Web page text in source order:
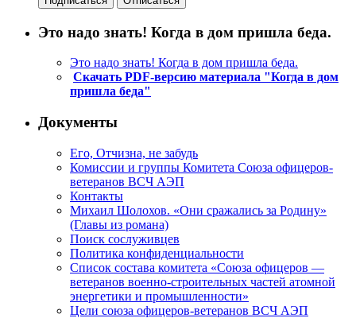
Это надо знать! Когда в дом пришла беда.
Это надо знать! Когда в дом пришла беда.
Скачать PDF-версию материала "Когда в дом
пришла беда"
Документы
Его, Отчизна, не забудь
Комиссии и группы Комитета Союза офицеров-
ветеранов ВСЧ АЭП
Контакты
Михаил Шолохов. «Они сражались за Родину»
(Главы из романа)
Поиск сослуживцев
Политика конфиденциальности
Список состава комитета «Союза офицеров —
ветеранов военно-строительных частей атомной
энергетики и промышленности»
Цели союза офицеров-ветеранов ВСЧ АЭП